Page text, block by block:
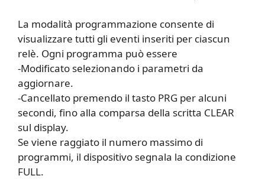
La modalità programmazione consente di
visualizzare tutti gli eventi inseriti per ciascun
relè. Ogni programma può essere
-Modificato selezionando i parametri da
aggiornare.
-Cancellato premendo il tasto PRG per alcuni
secondi, fino alla comparsa della scritta CLEAR
sul display.
Se viene raggiato il numero massimo di
programmi, il dispositivo segnala la condizione
FULL.